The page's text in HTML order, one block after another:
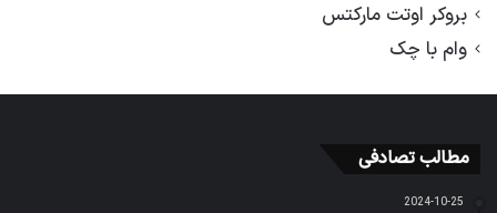
بروکر اوتت مارکتس
وام با چک
مطالب تصادفی
2024-10-25